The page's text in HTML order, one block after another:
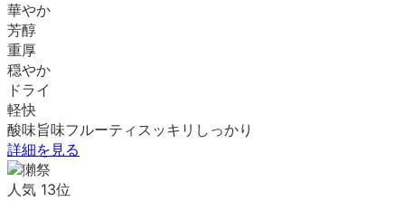
華やか
芳醇
重厚
穏やか
ドライ
軽快
酸味旨味フルーティ スッキリ しっかり
詳細を見る
人気 13位